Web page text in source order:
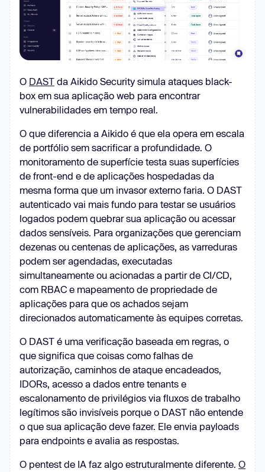
O DAST da Aikido Security simula ataques black-
box em sua aplicação web para encontrar
vulnerabilidades em tempo real.
O que diferencia a Aikido é que ela opera em escala
de portfólio sem sacrificar a profundidade. O
monitoramento de superfície testa suas superfícies
de front-end e de aplicações hospedadas da
mesma forma que um invasor externo faria. O DAST
autenticado vai mais fundo para testar se usuários
logados podem quebrar sua aplicação ou acessar
dados sensíveis. Para organizações que gerenciam
dezenas ou centenas de aplicações, as varreduras
podem ser agendadas, executadas
simultaneamente ou acionadas a partir de CI/CD,
com RBAC e mapeamento de propriedade de
aplicações para que os achados sejam
direcionados automaticamente às equipes corretas.
O DAST é uma verificação baseada em regras, o
que significa que coisas como falhas de
autorização, caminhos de ataque encadeados,
IDORs, acesso a dados entre tenants e
escalonamento de privilégios via fluxos de trabalho
legítimos são invisíveis porque o DAST não entende
o que sua aplicação deve fazer. Ele envia payloads
para endpoints e avalia as respostas.
O pentest de IA faz algo estruturalmente diferente. O